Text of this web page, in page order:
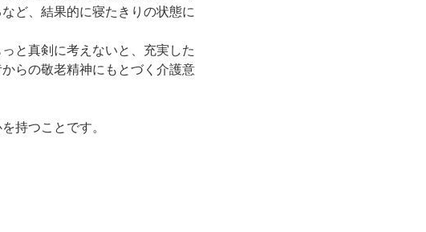
ど、結果的に寝たきりの状態に
と真剣に考えないと、充実した
らの敬老精神にもとづく介護意
持つことです。